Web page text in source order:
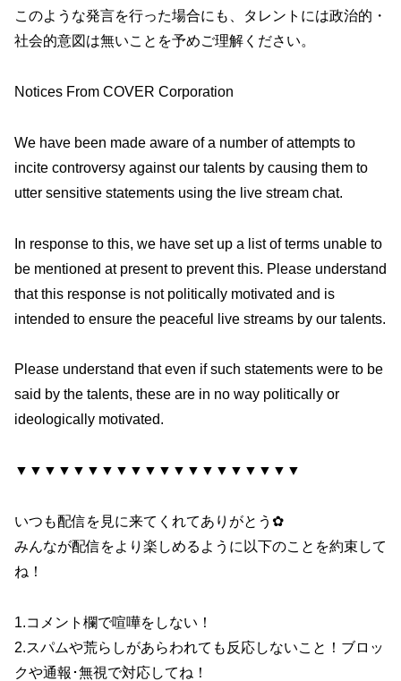
このような発言を行った場合にも、タレントには政治的・
社会的意図は無いことを予めご理解ください。
Notices From COVER Corporation
We have been made aware of a number of attempts to
incite controversy against our talents by causing them to
utter sensitive statements using the live stream chat.
In response to this, we have set up a list of terms unable to
be mentioned at present to prevent this. Please understand
that this response is not politically motivated and is
intended to ensure the peaceful live streams by our talents.
Please understand that even if such statements were to be
said by the talents, these are in no way politically or
ideologically motivated.
▼▼▼▼▼▼▼▼▼▼▼▼▼▼▼▼▼▼▼▼
いつも配信を見に来てくれてありがとう✿
みんなが配信をより楽しめるように以下のことを約束して
ね！
1.コメント欄で喧嘩をしない！
2.スパムや荒らしがあらわれても反応しないこと！ブロッ
クや通報･無視で対応してね！